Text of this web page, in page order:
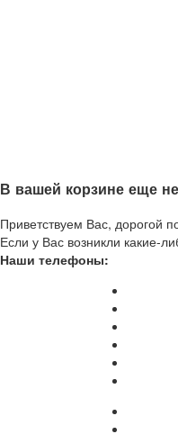
В вашей корзине еще
Приветствуем Вас, дорогой
Если у Вас возникли какие-
Наши телефоны: